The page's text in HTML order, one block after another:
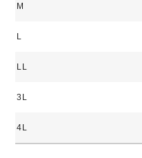
M
L
LL
3L
4L